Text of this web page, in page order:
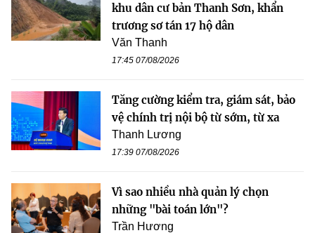
khu dân cư bản Thanh Sơn, khẩn
trương sơ tán 17 hộ dân
Văn Thanh
17:45 07/08/2026
Tăng cường kiểm tra, giám sát, bảo
vệ chính trị nội bộ từ sớm, từ xa
Thanh Lương
17:39 07/08/2026
Vì sao nhiều nhà quản lý chọn
những "bài toán lớn"?
Trần Hương